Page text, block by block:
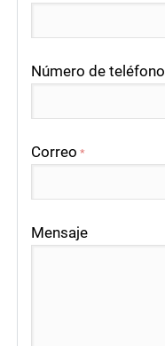
Número de teléfono
Correo *
Mensaje